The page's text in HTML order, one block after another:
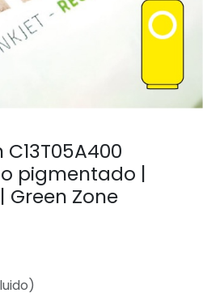
pigmentado |
Green Zone